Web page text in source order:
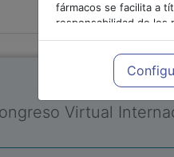
fármacos se facilita a
responsabilidad de los
medicamentos y
adecuado a las
Virtual